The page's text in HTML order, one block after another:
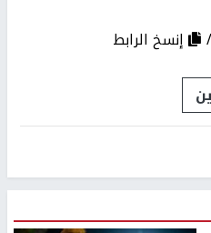
إنسخ الرابط